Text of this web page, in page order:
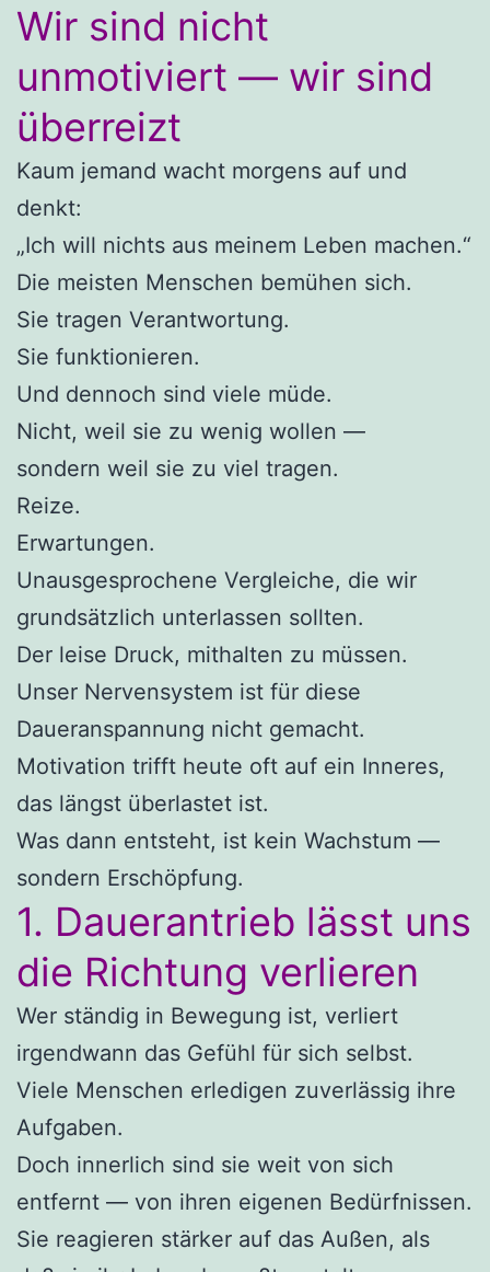
Wir sind nicht
unmotiviert — wir sind
überreizt
Kaum jemand wacht morgens auf und
denkt:
„Ich will nichts aus meinem Leben machen.“
Die meisten Menschen bemühen sich.
Sie tragen Verantwortung.
Sie funktionieren.
Und dennoch sind viele müde.
Nicht, weil sie zu wenig wollen —
sondern weil sie zu viel tragen.
Reize.
Erwartungen.
Unausgesprochene Vergleiche, die wir
grundsätzlich unterlassen sollten.
Der leise Druck, mithalten zu müssen.
Unser Nervensystem ist für diese
Daueranspannung nicht gemacht.
Motivation trifft heute oft auf ein Inneres,
das längst überlastet ist.
Was dann entsteht, ist kein Wachstum —
sondern Erschöpfung.
1. Dauerantrieb lässt uns
die Richtung verlieren
Wer ständig in Bewegung ist, verliert
irgendwann das Gefühl für sich selbst.
Viele Menschen erledigen zuverlässig ihre
Aufgaben.
Doch innerlich sind sie weit von sich
entfernt — von ihren eigenen Bedürfnissen.
Sie reagieren stärker auf das Außen, als